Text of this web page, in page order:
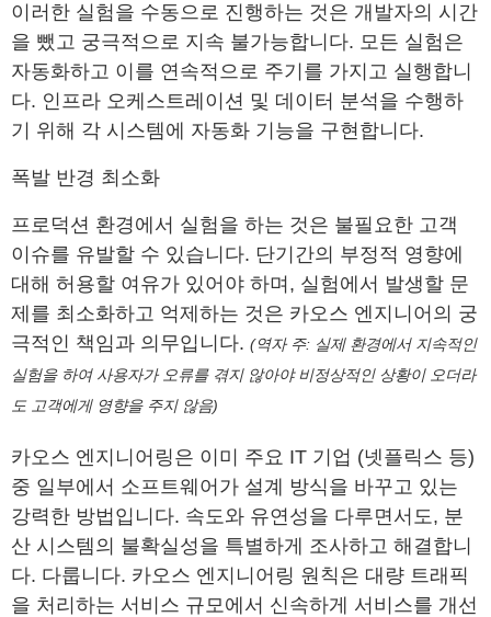
이러한 실험을 수동으로 진행하는 것은 개발자의 시간
을 뺐고 궁극적으로 지속 불가능합니다. 모든 실험은
자동화하고 이를 연속적으로 주기를 가지고 실행합니
다. 인프라 오케스트레이션 및 데이터 분석을 수행하
기 위해 각 시스템에 자동화 기능을 구현합니다.
폭발 반경 최소화
프로덕션 환경에서 실험을 하는 것은 불필요한 고객
이슈를 유발할 수 있습니다. 단기간의 부정적 영향에
대해 허용할 여유가 있어야 하며, 실험에서 발생할 문
제를 최소화하고 억제하는 것은 카오스 엔지니어의 궁
극적인 책임과 의무입니다. (역자 주: 실제 환경에서 지속적인
실험을 하여 사용자가 오류를 겪지 않아야 비정상적인 상황이 오더라
도 고객에게 영향을 주지 않음)
카오스 엔지니어링은 이미 주요 IT 기업 (넷플릭스 등)
중 일부에서 소프트웨어가 설계 방식을 바꾸고 있는
강력한 방법입니다. 속도와 유연성을 다루면서도, 분
산 시스템의 불확실성을 특별하게 조사하고 해결합니
다. 다룹니다. 카오스 엔지니어링 원칙은 대량 트래픽
을 처리하는 서비스 규모에서 신속하게 서비스를 개선